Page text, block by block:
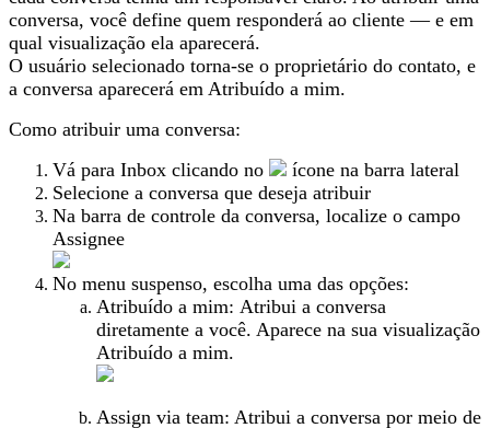
conversa, você define quem responderá ao cliente — e em
qual visualização ela aparecerá.
O usuário selecionado torna-se o proprietário do contato, e
a conversa aparecerá em Atribuído a mim.
Como atribuir uma conversa:
Vá para Inbox clicando no
ícone na barra lateral
Selecione a conversa que deseja atribuir
Na barra de controle da conversa, localize o campo
Assignee
No menu suspenso, escolha uma das opções:
Atribuído a mim: Atribui a conversa
diretamente a você. Aparece na sua visualização
Atribuído a mim.
Assign via team: Atribui a conversa por meio de